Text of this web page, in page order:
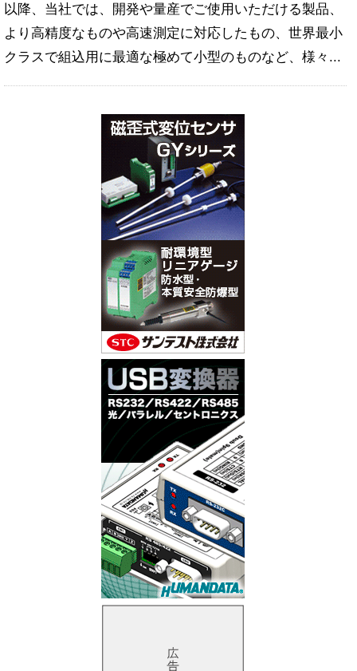
以降、当社では、開発や量産でご使用いただける製品、
より高精度なものや高速測定に対応したもの、世界最小
クラスで組込用に最適な極めて小型のものなど、様々...